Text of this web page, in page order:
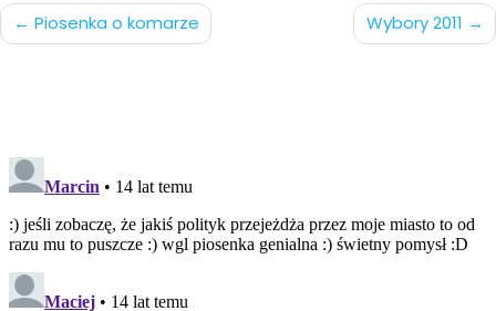
Nawigacja
Piosenka o komarze Wybory 2011